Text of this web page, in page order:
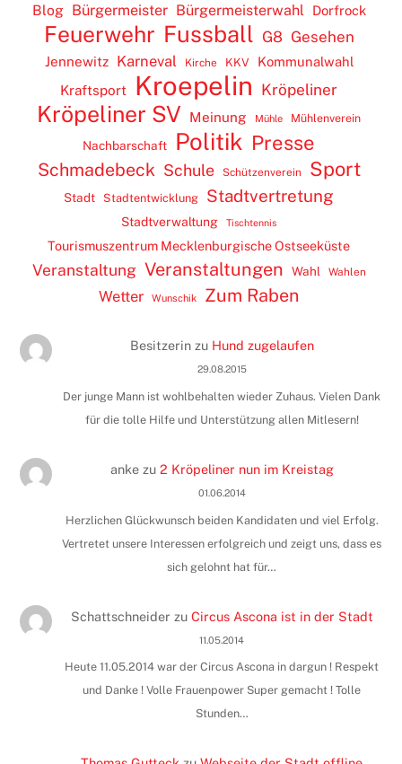
Blog Bürgermeister Bürgermeisterwahl Dorfrock
Feuerwehr Fussball G8 Gesehen
Jennewitz Karneval Kirche KKV
Kommunalwahl
Kraftsport
Kroepelin Kröpeliner
Kröpeliner SV Meinung Mühle Mühlenverein
Nachbarschaft Politik Presse
Schmadebeck Schule Schützenverein Sport
Stadt Stadtentwicklung Stadtvertretung
Stadtverwaltung Tischtennis
Tourismuszentrum Mecklenburgische Ostseeküste
Veranstaltung Veranstaltungen Wahl Wahlen
Wetter Wunschik Zum Raben
Besitzerinzu Hund zugelaufen
29.08.2015
Der junge Mann ist wohlbehalten wieder Zuhaus. Vielen Dank
für die tolle Hilfe und Unterstützung allen Mitlesern!
ankezu 2 Kröpeliner nun im Kreistag
01.06.2014
Herzlichen Glückwunsch beiden Kandidaten und viel Erfolg.
Vertretet unsere Interessen erfolgreich und zeigt uns, dass es
sich gelohnt hat für…
Schattschneider zu Circus Ascona ist in der Stadt
11.05.2014
Heute 11.05.2014 war der Circus Ascona in dargun ! Respekt
und Danke ! Volle Frauenpower Super gemacht ! Tolle
Stunden…